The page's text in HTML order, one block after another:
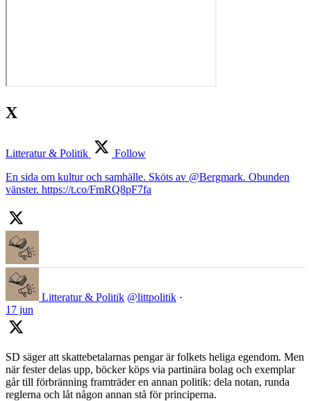
X
Litteratur & Politik
Follow
En sida om kultur och samhälle. Sköts av @Bergmark. Obunden
vänster. https://t.co/FmRQ8pF7fa
Litteratur & Politik @littpolitik ·
17 jun
SD säger att skattebetalarnas pengar är folkets heliga egendom. Men
när fester delas upp, böcker köps via partinära bolag och exemplar
går till förbränning framträder en annan politik: dela notan, runda
reglerna och låt någon annan stå för principerna.